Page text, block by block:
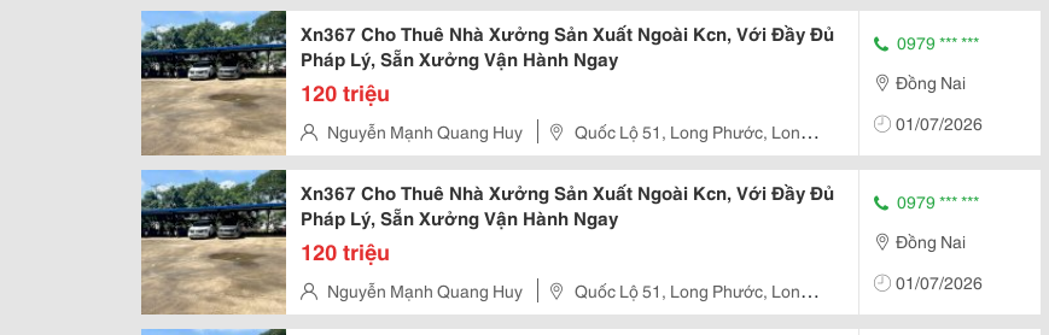
Xn367 Cho Thuê Nhà Xưởng Sản Xuất Ngoài Kcn, Với Đầy Đủ
Pháp Lý, Sẵn Xưởng Vận Hành Ngay
120 triệu
Nguyễn Mạnh Quang Huy
Quốc Lộ 51, Long Phước, Long
Thành
0979 *** ***
Đồng Nai
01/07/2026
Xn367 Cho Thuê Nhà Xưởng Sản Xuất Ngoài Kcn, Với Đầy Đủ
Pháp Lý, Sẵn Xưởng Vận Hành Ngay
120 triệu
Nguyễn Mạnh Quang Huy
Quốc Lộ 51, Long Phước, Long
Thành
0979 *** ***
Đồng Nai
01/07/2026